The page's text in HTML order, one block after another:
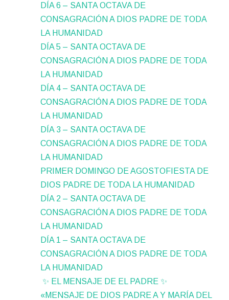
DÍA 6 – SANTA OCTAVA DE
CONSAGRACIÓN A DIOS PADRE DE TODA
LA HUMANIDAD
DÍA 5 – SANTA OCTAVA DE
CONSAGRACIÓN A DIOS PADRE DE TODA
LA HUMANIDAD
DÍA 4 – SANTA OCTAVA DE
CONSAGRACIÓN A DIOS PADRE DE TODA
LA HUMANIDAD
DÍA 3 – SANTA OCTAVA DE
CONSAGRACIÓN A DIOS PADRE DE TODA
LA HUMANIDAD
PRIMER DOMINGO DE AGOSTOFIESTA DE
DIOS PADRE DE TODA LA HUMANIDAD
DÍA 2 – SANTA OCTAVA DE
CONSAGRACIÓN A DIOS PADRE DE TODA
LA HUMANIDAD
DÍA 1 – SANTA OCTAVA DE
CONSAGRACIÓN A DIOS PADRE DE TODA
LA HUMANIDAD
✨ EL MENSAJE DE EL PADRE ✨
«MENSAJE DE DIOS PADRE A Y MARÍA DEL